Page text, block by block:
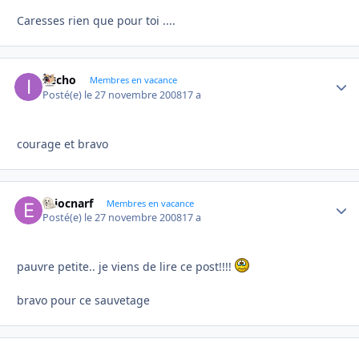
Caresses rien que pour toi ....
ifecho Membres en vacance
Posté(e) le 27 novembre 200817 a
courage et bravo
esiocnarf Membres en vacance
Posté(e) le 27 novembre 200817 a
pauvre petite.. je viens de lire ce post!!!!
bravo pour ce sauvetage